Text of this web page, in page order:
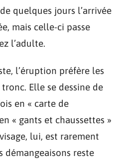
quelques jours l’arrivée
mais celle-ci passe
l’adulte.
l’éruption préfère les
Elle se dessine de
en « carte de
« gants et chaussettes »
lui, est rarement
démangeaisons reste